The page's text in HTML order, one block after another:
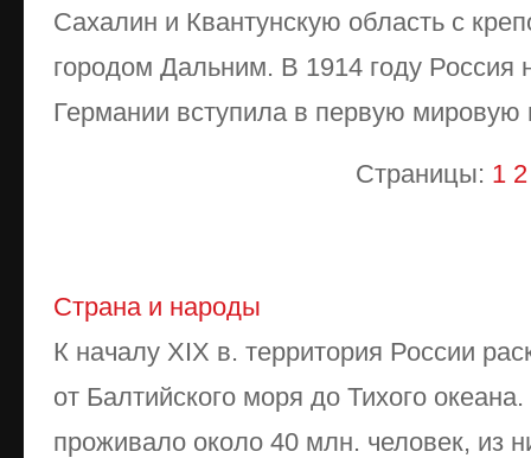
Сахалин и Квантунскую область с
городом Дальним. В 1914 году Россия
Германии вступила в первую мировую
Страницы: 1 2
Страна и народы
К началу XIX в. территория России
от Балтийского моря до Тихого
проживало около 40 млн. человек, из